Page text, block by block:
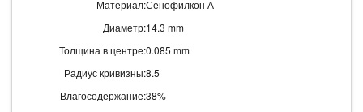
Материал:Сенофилкон А
Диаметр:
Толщина в центре:
14.3 mm
0.085 mm
Радиус кривизны:8.5
Влагосодержание:38%